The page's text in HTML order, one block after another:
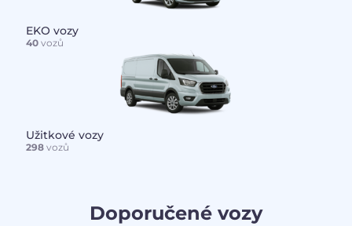
EKO vozy
40vozů
Užitkové vozy
298vozů
Doporučené vozy